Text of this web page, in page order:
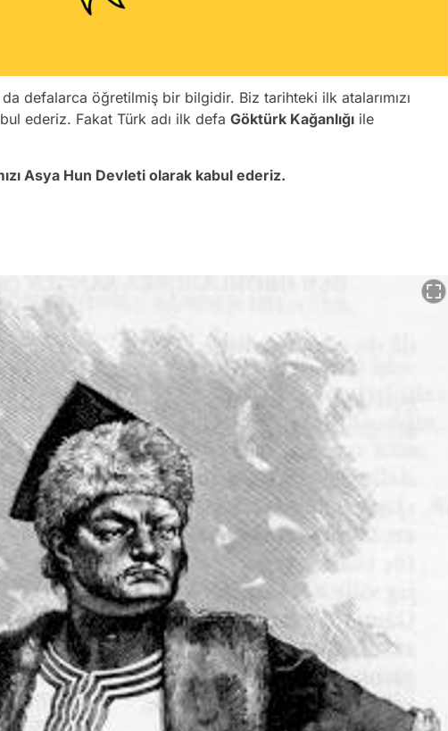
da defalarca öğretilmiş bir bilgidir. Biz tarihteki ilk atalarımızı
ederiz. Fakat Türk adı ilk defa Göktürk Kağanlığı ile
Asya Hun Devleti olarak kabul ederiz.